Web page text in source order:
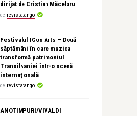
dirijat de Cristian Măcelaru
de revistatango
Festivalul ICon Arts – Două
săptămâni în care muzica
transformă patrimoniul
Transilvaniei într-o scenă
internațională
de revistatango
ANOTIMPURI/VIVALDI